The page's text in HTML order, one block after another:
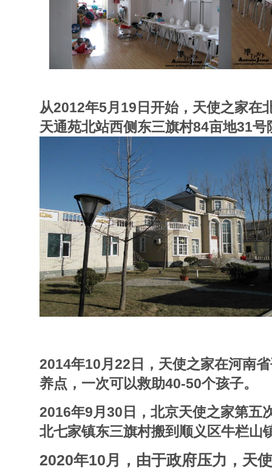
从2012年5月19日开始，天使之家在
天通苑北站西侧东三旗村84亩地31号
2014年10月22日，天使之家在河南
养点，一次可以救助40-50个孩子。
2016年9月30日，北京天使之家第五
北七家镇东三旗村搬到顺义区牛栏山
2020年10月，由于政府压力，天